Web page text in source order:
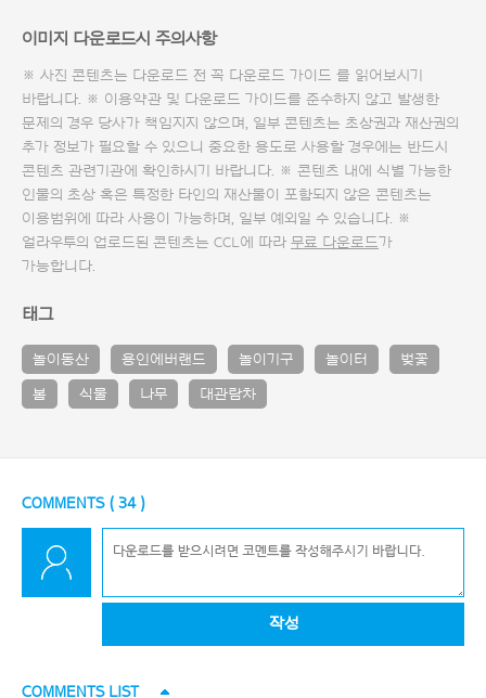
이미지 다운로드시 주의사항
※ 사진 콘텐츠는 다운로드 전 꼭 다운로드 가이드 를 읽어보시기
바랍니다. ※ 이용약관 및 다운로드 가이드를 준수하지 않고 발생한
문제의 경우 당사가 책임지지 않으며, 일부 콘텐츠는 초상권과 재산권의
추가 정보가 필요할 수 있으니 중요한 용도로 사용할 경우에는 반드시
콘텐츠 관련기관에 확인하시기 바랍니다. ※ 콘텐츠 내에 식별 가능한
인물의 초상 혹은 특정한 타인의 재산물이 포함되지 않은 콘텐츠는
이용범위에 따라 사용이 가능하며, 일부 예외일 수 있습니다. ※
얼라우투의 업로드된 콘텐츠는 CCL에 따라 무료 다운로드가
가능합니다.
태그
놀이동산 용인에버랜드 놀이기구 놀이터 벚꽃
봄 식물 나무 대관람차
COMMENTS ( 34)
작성
COMMENTS LIST